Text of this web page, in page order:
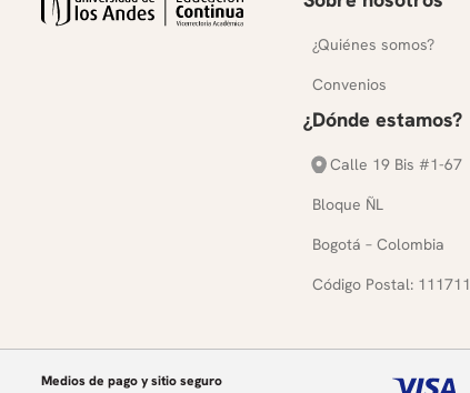
¿Quiénes somos?
Convenios
¿Dónde estamos?
Calle 19 Bis #1-67
Bloque ÑL
Bogotá – Colombia
Código Postal: 111711
Medios de pago y sitio seguro